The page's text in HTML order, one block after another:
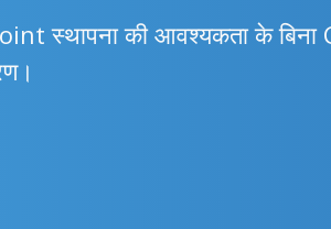
स्थापना की आवश्यकता के बिना